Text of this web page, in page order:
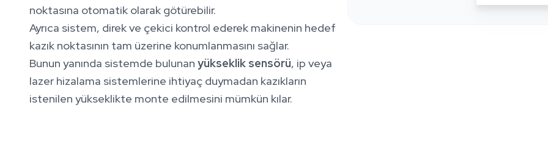
noktasına otomatik olarak götürebilir.
Ayrıca sistem, direk ve çekici kontrol ederek makinenin hedef
kazık noktasının tam üzerine konumlanmasını sağlar.
Bunun yanında sistemde bulunan yükseklik sensörü, ip veya
lazer hizalama sistemlerine ihtiyaç duymadan kazıkların
istenilen yükseklikte monte edilmesini mümkün kılar.